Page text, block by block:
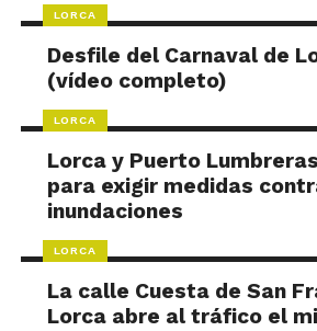
LORCA
Desfile del Carnaval de
(vídeo completo)
LORCA
Lorca y Puerto
para exigir medidas
inundaciones
LORCA
La calle Cuesta de San
Lorca abre al tráfico el